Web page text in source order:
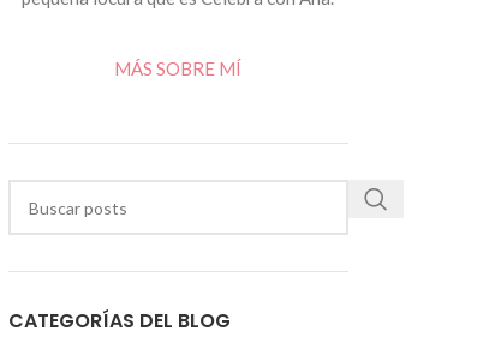
MÁS SOBRE MÍ
CATEGORÍAS DEL BLOG